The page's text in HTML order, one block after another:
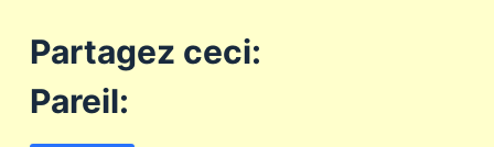
Partagez ceci:
Pareil: